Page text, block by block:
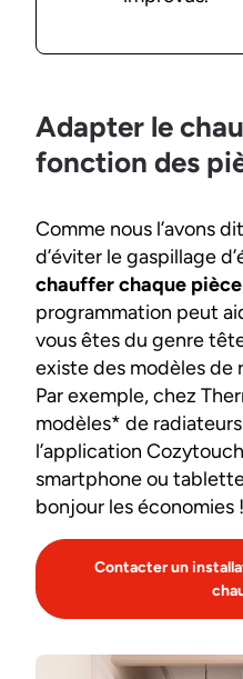
Adapter le
fonction des
Comme nous l’avons
d’éviter le gaspillage
chauffer chaque
programmation peut
vous êtes du genre tête
existe des modèles de
Par exemple, chez
modèles* de
l’application
smartphone ou
bonjour les économies !
Contacter un